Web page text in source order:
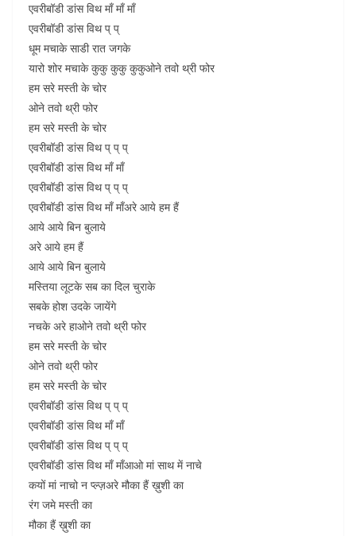
एवरीबॉडी डांस विथ माँ माँ माँ
एवरीबॉडी डांस विथ प् प्
धूम मचाके साडी रात जगके
यारो शोर मचाके कुकु कुकु कुकुओने तवो थ्री फोर
हम सरे मस्ती के चोर
ओने तवो थ्री फोर
हम सरे मस्ती के चोर
एवरीबॉडी डांस विथ प् प् प्
एवरीबॉडी डांस विथ माँ माँ
एवरीबॉडी डांस विथ प् प् प्
एवरीबॉडी डांस विथ माँ माँअरे आये हम हैं
आये आये बिन बुलाये
अरे आये हम हैं
आये आये बिन बुलाये
मस्तिया लूटके सब का दिल चुराके
सबके होश उदके जायेंगे
नचके अरे हाओने तवो थ्री फोर
हम सरे मस्ती के चोर
ओने तवो थ्री फोर
हम सरे मस्ती के चोर
एवरीबॉडी डांस विथ प् प् प्
एवरीबॉडी डांस विथ माँ माँ
एवरीबॉडी डांस विथ प् प् प्
एवरीबॉडी डांस विथ माँ माँआओ मां साथ में नाचे
कयों मां नाचो न प्ल्ज़अरे मौका हैं ख़ुशी का
रंग जमे मस्ती का
मौका हैं ख़ुशी का